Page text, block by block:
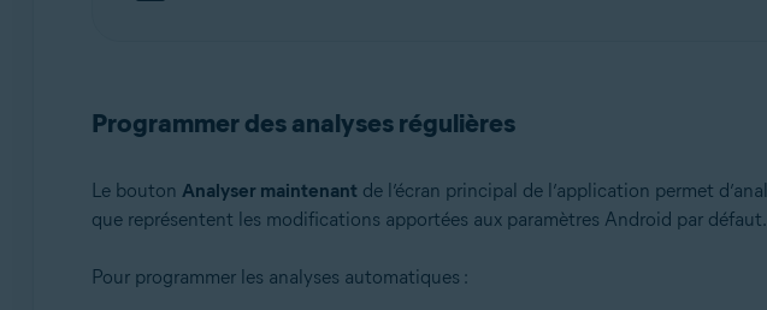
Programmer des analyses régulières
Le bouton Analyser maintenant de l’écran principal de l’application permet
que représentent les modifications apportées aux paramètres Android par défaut.
Pour programmer les analyses automatiques :